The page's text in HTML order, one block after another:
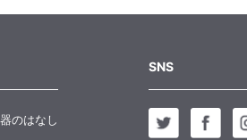
のはなし
SNS